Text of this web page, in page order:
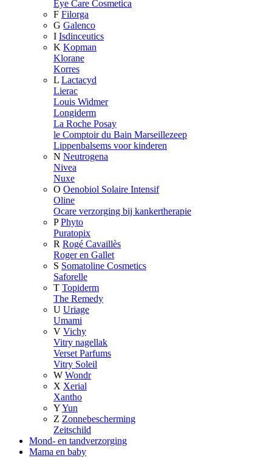
Eye Care Cosmetica
F Filorga
G Galenco
I Isdinceutics
K Kopman
Klorane
Korres
L Lactacyd
Lierac
Louis Widmer
Longiderm
La Roche Posay
le Comptoir du Bain Marseillezeep
Lippenbalsems voor kinderen
N Neutrogena
Nivea
Nuxe
O Oenobiol Solaire Intensif
Oline
Ocare verzorging bij kankertherapie
P Phyto
Puratopix
R Rogé Cavaillès
Roger en Gallet
S Somatoline Cosmetics
Saforelle
T Topiderm
The Remedy
U Uriage
Umami
V Vichy
Vitry nagellak
Verset Parfums
Vitry Soleil
W Wondr
X Xerial
Xantho
YYun
Z Zonnebescherming
Zeitschild
Mond- en tandverzorging
Mama en baby